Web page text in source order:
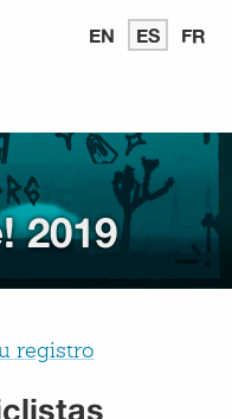
EN READ
ES LEER
FR
2019
registro